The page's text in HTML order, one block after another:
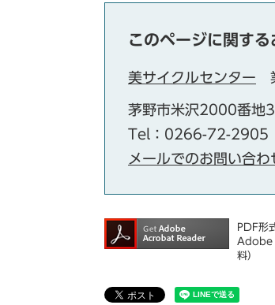
このページに関す
美サイクルセンター
茅野市米沢2000番地3
Tel：0266-72-2905
メールでのお問い合わ
PDF形
Adobe
料）